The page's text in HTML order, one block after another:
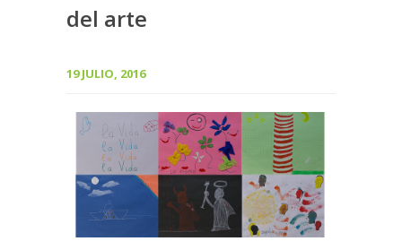
del arte
19 JULIO, 2016